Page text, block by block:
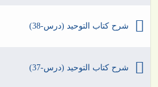
شرح كتاب التوحيد (درس-38)
شرح كتاب التوحيد (درس-37)